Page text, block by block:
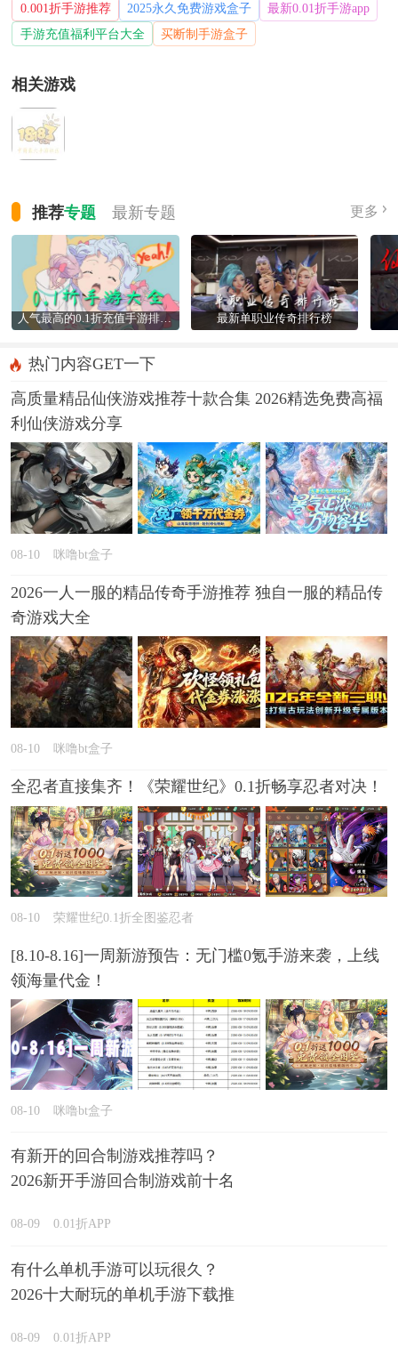
0.001折手游推荐
2025永久免费游戏盒子
最新0.01折手游app
手游充值福利平台大全
买断制手游盒子
相关游戏
推荐专题 最新专题 更多
人气最高的0.1折充值手游排行榜 最新单职业传奇排行榜
热门内容GET一下
高质量精品仙侠游戏推荐十款合集 2026精选免费高福
利仙侠游戏分享
08-10 咪噜bt盒子
2026一人一服的精品传奇手游推荐 独自一服的精品传
奇游戏大全
08-10 咪噜bt盒子
全忍者直接集齐！《荣耀世纪》0.1折畅享忍者对决！
08-10 荣耀世纪0.1折全图鉴忍者
[8.10-8.16]一周新游预告：无门槛0氪手游来袭，上线
领海量代金！
08-10 咪噜bt盒子
有新开的回合制游戏推荐吗？
2026新开手游回合制游戏前十名
08-09 0.01折APP
有什么单机手游可以玩很久？
2026十大耐玩的单机手游下载推
08-09 0.01折APP